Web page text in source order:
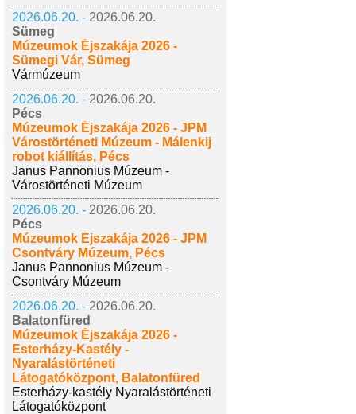
2026.06.20. - 2026.06.20.
Sümeg
Múzeumok Éjszakája 2026 -
Sümegi Vár, Sümeg
Vármúzeum
2026.06.20. - 2026.06.20.
Pécs
Múzeumok Éjszakája 2026 - JPM
Várostörténeti Múzeum - Málenkij
robot kiállítás, Pécs
Janus Pannonius Múzeum -
Várostörténeti Múzeum
2026.06.20. - 2026.06.20.
Pécs
Múzeumok Éjszakája 2026 - JPM
Csontváry Múzeum, Pécs
Janus Pannonius Múzeum -
Csontváry Múzeum
2026.06.20. - 2026.06.20.
Balatonfüred
Múzeumok Éjszakája 2026 -
Esterházy-Kastély -
Nyaralástörténeti
Látogatóközpont, Balatonfüred
Esterházy-kastély Nyaralástörténeti
Látogatóközpont